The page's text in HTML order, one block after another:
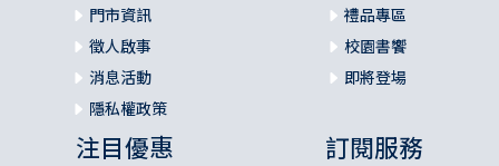
門市資訊
徵人啟事
消息活動
隱私權政策
禮品專區
校園書饗
即將登場
注目優惠 訂閱服務